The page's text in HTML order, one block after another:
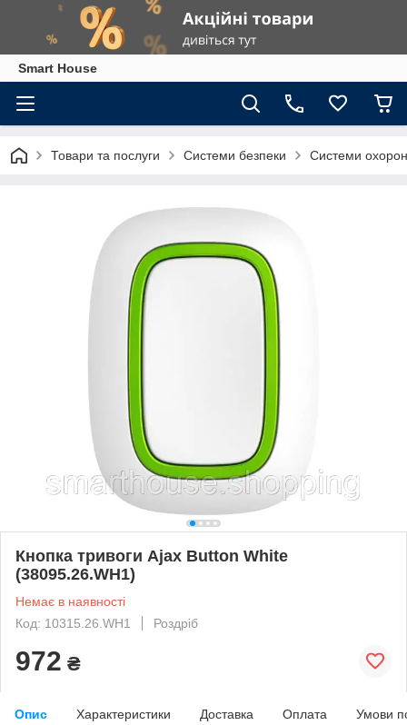
Smart House
Товари та послуги Системи безпеки Системи
Кнопка тривоги Ajax Button White
(38095.26.WH1)
Немає в наявності
Код: 10315.26.WH1
Роздріб
972 ₴
Опис Характеристики Доставка Оплата Умови